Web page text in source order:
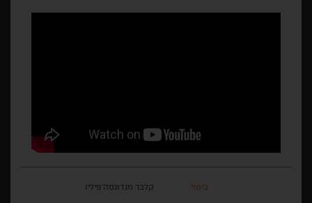
בימוי קלבר מנדונסה־פיליו